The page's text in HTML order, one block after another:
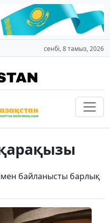
сенбі, 8 тамыз, 2026
байланысты барлық